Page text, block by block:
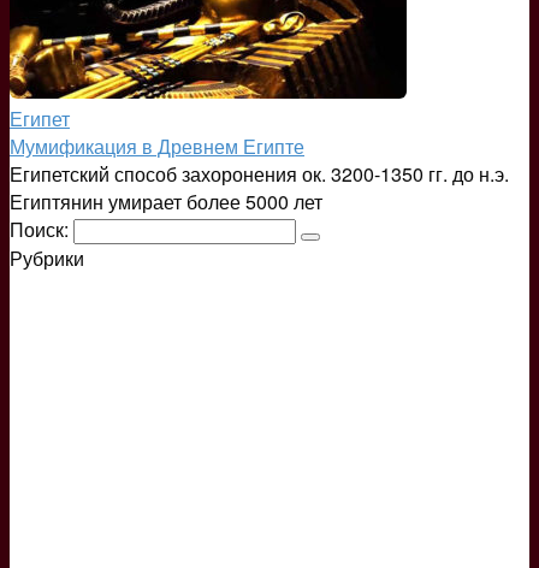
Египет
Мумификация в Древнем Египте
Египетский способ захоронения ок. 3200-1350 гг. до н.э.
Египтянин умирает более 5000 лет
Поиск:
Рубрики